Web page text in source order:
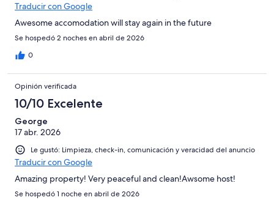
Traducir con Google
Awesome accomodation will stay again in the future
Se hospedó 2 noches en abril de 2026
0
Opinión verificada
10/10 Excelente
George
17 abr. 2026
Le gustó: Limpieza, check-in, comunicación y veracidad del anuncio
Traducir con Google
Amazing property! Very peaceful and clean!Awsome host!
Se hospedó 1 noche en abril de 2026